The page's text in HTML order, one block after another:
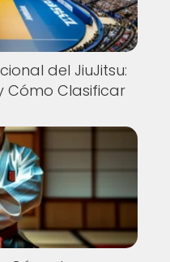
del JiuJitsu:
Cómo Clasificar